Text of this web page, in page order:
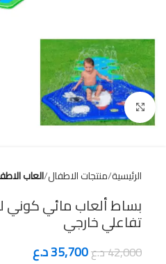
Click to enlarge
الرئيسية منتجات الاطفال العاب
بساط ألعاب مائي
تفاعلي خارجي
42,000د.ع35,700د.ع